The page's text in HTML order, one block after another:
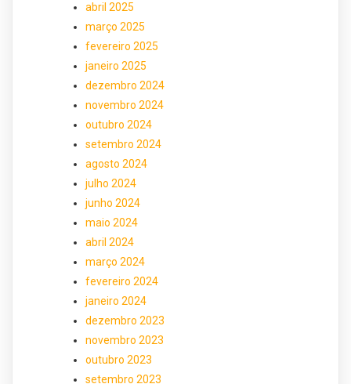
abril 2025
março 2025
fevereiro 2025
janeiro 2025
dezembro 2024
novembro 2024
outubro 2024
setembro 2024
agosto 2024
julho 2024
junho 2024
maio 2024
abril 2024
março 2024
fevereiro 2024
janeiro 2024
dezembro 2023
novembro 2023
outubro 2023
setembro 2023